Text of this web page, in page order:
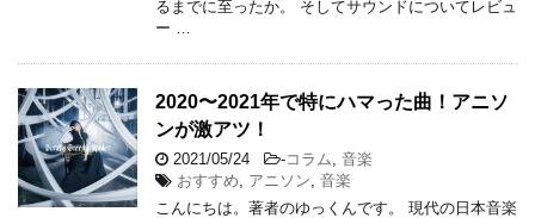
るまでに至ったか。 そしてサウンドについてレビュ
ー …
2020〜2021年で特にハマった曲！アニソ
ンが激アツ！
2021/05/24 -コラム
音楽
おすすめ
アニソン 音楽
こんにちは。著者のゆっくんです。 現代の日本音楽